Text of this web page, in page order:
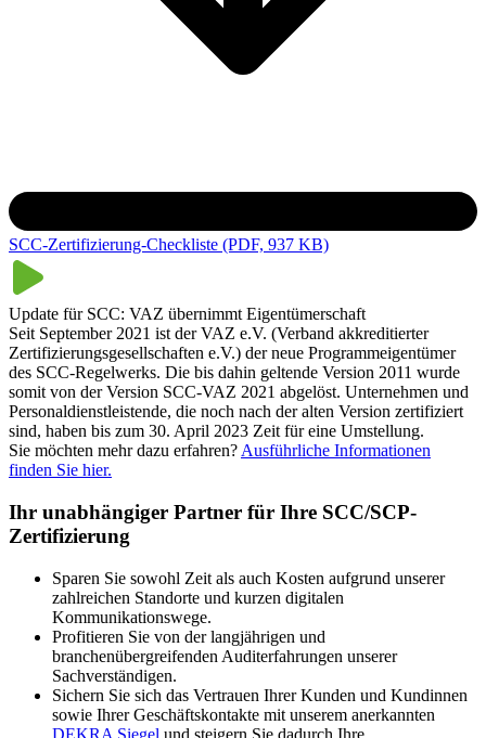
SCC-SCP-Zertifizierung-Produktblatt (PDF, 649.4 KB)
Checkliste SCC/SCP